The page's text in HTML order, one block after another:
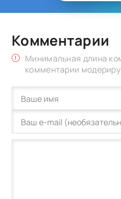
Комментарии
Минимальная длина
комментарии